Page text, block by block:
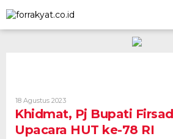
to
content
18 Agustus 2023Oleh
R
R
Khidmat, Pj Bupati
Upacara HUT ke-78 RI